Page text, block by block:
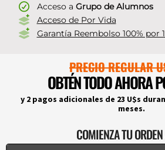
Acceso a Grupo de Alumnos
Acceso de Por Vida
Garantía Reembolso 100% por
PRECIO REGULAR
OBTÉN TODO AHORA
y 2 pagos adicionales de 23 U$s
meses.
COMIENZA TU